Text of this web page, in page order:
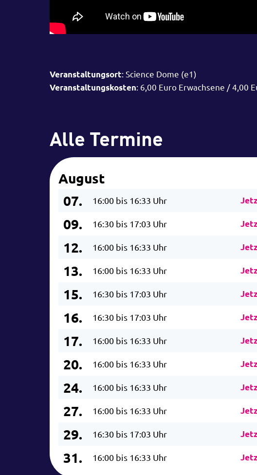
Veranstaltungsort: Science Dome (e1)
Veranstaltungskosten: 6,00 Euro Erwachsene / 4,00
Alle Termine
August
07.
16:00 bis 16:33 Uhr
09. 16:30 bis 17:03 Uhr
12. 16:00 bis 16:33 Uhr
13. 16:00 bis 16:33 Uhr
15. 16:30 bis 17:03 Uhr
16. 16:30 bis 17:03 Uhr
17. 16:00 bis 16:33 Uhr
20. 16:00 bis 16:33 Uhr
24. 16:00 bis 16:33 Uhr
27. 16:00 bis 16:33 Uhr
29. 16:30 bis 17:03 Uhr
31. 16:00 bis 16:33 Uhr